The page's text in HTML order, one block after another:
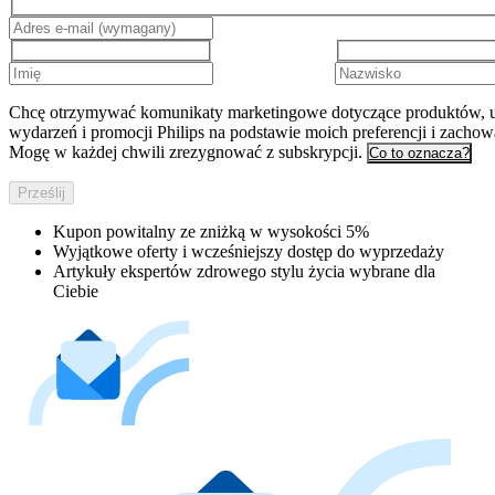
Chcę otrzymywać komunikaty marketingowe dotyczące produktów,
wydarzeń i promocji Philips na podstawie moich preferencji i
Mogę w każdej chwili zrezygnować z subskrypcji. Co to oznacza?
Prześlij
Kupon powitalny ze zniżką w wysokości 5%
Wyjątkowe oferty i wcześniejszy dostęp do wyprzedaży
Artykuły ekspertów zdrowego stylu życia wybrane dla
Ciebie